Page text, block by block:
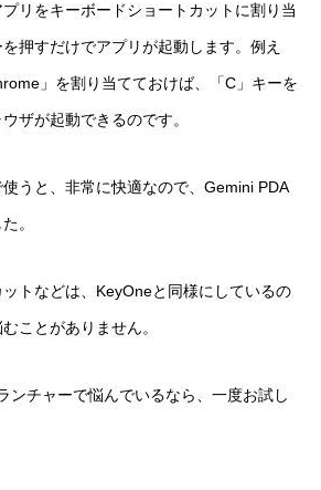
リをキーボードショートカットに割り当
押すだけでアプリが起動します。例え
」を割り当てておけば、「C」キーを
ザが起動できるのです。
うと、非常に快適なので、Gemini PDA
。
トなどは、KeyOneと同様にしているの
ことがありません。
ンチャーで悩んでいるなら、一度お試し